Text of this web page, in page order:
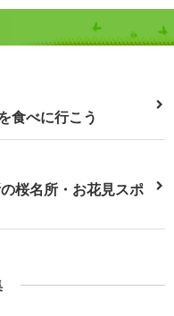
食べに行こう
桜名所・お花見スポ